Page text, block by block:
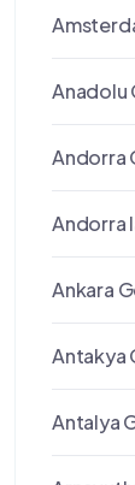
Anadolu
Andorra
Andorra
Ankara
Antakya
Antalya